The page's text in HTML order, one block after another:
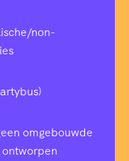
non-
omgebouwde